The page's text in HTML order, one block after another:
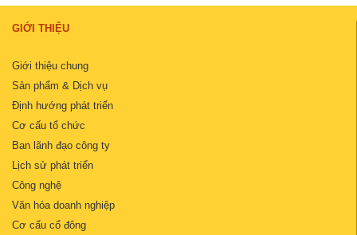
GIỚI THIỆU
Giới thiệu chung
Sản phẩm & Dịch vụ
Định hướng phát triển
Cơ cấu tổ chức
Ban lãnh đạo công ty
Lịch sử phát triển
Công nghệ
Văn hóa doanh nghiệp
Cơ cấu cổ đông